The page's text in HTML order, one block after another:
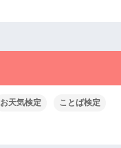
お天気検定 ことば検定